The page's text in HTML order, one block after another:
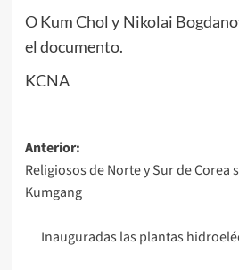
O Kum Chol y Nikolai
el documento.
KCNA
Navegación
de
entradas
Anterior:
Religiosos de Norte y Sur de Corea
Kumgang
Inauguradas las plantas